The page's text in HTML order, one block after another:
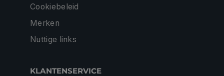
Cookiebeleid
Merken
Nuttige links
KLANTENSERVICE